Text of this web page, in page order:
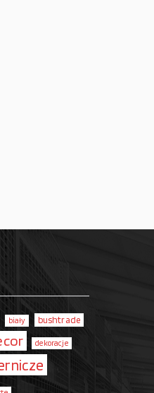
biały bushtrade
dekoracje